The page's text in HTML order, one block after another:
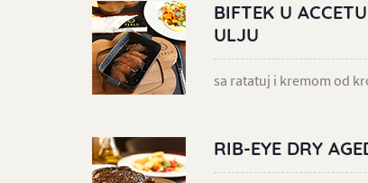
BIFTEK U
ULJU
sa ratatuj i kremom od
RIB-EYE DRY